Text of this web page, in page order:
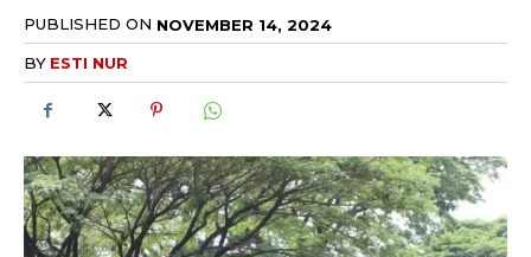
PUBLISHED ON NOVEMBER 14, 2024
BY ESTI NUR